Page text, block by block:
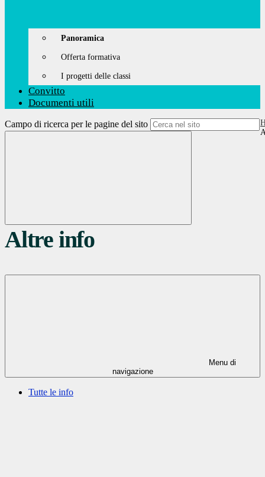
Panoramica
Offerta formativa
I progetti delle classi
Convitto
Documenti utili
Campo di ricerca per le pagine del sito
Altre info
Menu di
navigazione
Tutte le info